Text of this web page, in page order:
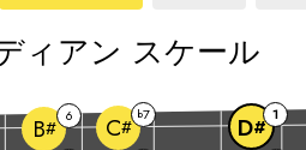
ィアン スケール
B# 6 C#
b7 D# 1